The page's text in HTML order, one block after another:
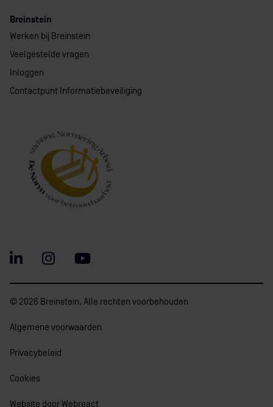
Breinstein
Werken bij Breinstein
Veelgestelde vragen
Inloggen
Contactpunt Informatiebeveiliging
© 2026 Breinstein. Alle rechten voorbehouden
Algemene voorwaarden
Privacybeleid
Cookies
Website door Webreact